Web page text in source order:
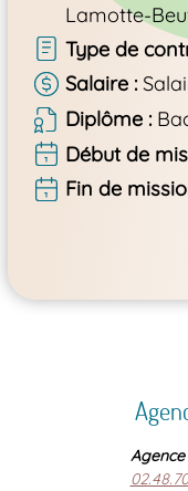
Lamotte-
Type de
Salaire
Diplôme
Début de
Fin de
Agence